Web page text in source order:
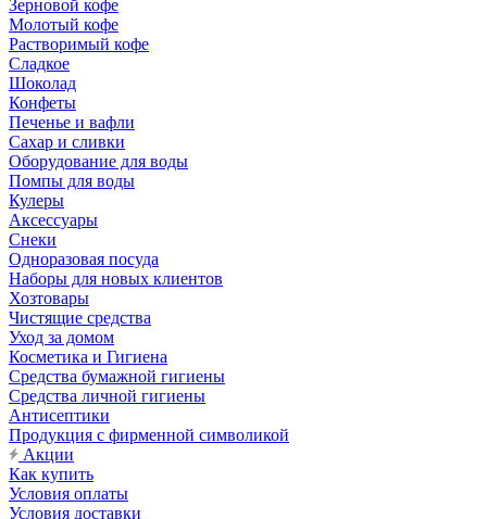
Зерновой кофе
Молотый кофе
Растворимый кофе
Сладкое
Шоколад
Конфеты
Печенье и вафли
Сахар и сливки
Оборудование для воды
Помпы для воды
Кулеры
Аксессуары
Снеки
Одноразовая посуда
Наборы для новых клиентов
Хозтовары
Чистящие средства
Уход за домом
Косметика и Гигиена
Средства бумажной гигиены
Средства личной гигиены
Антисептики
Продукция с фирменной символикой
Акции
Как купить
Условия оплаты
Условия доставки